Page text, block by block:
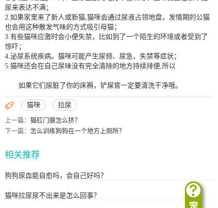
尿来表达不满；
2.如果家里来了新人或新猫,猫咪会通过尿液占领地盘，发情期的公猫
也会用这种散发气味的方式吸引母猫；
3.有些猫咪应激时会小便失禁，比如到了一个陌生的环境或者受到了
惊吓；
4.泌尿系统疾病。猫咪可能产生尿频、尿急、失禁等症状；
5.猫咪还会在自己尿味没有完全清除的地方持续排便,所以
如果它们尿脏了你的床褥，铲屎官一定要清洗干净哦。
 猫咪 拉尿
上一篇：猫肛门腺怎么挤？
下一篇： 怎么训练狗狗在一个地方上厕所？
相关推荐
狗狗尿血能自愈吗，会自己好吗？
猫咪拉尿尿不出来是怎么回事？